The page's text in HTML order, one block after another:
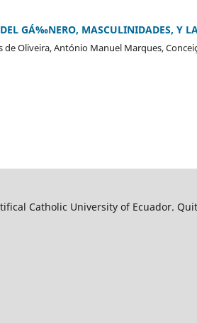
DEL GÁ‰NERO, MASCULINIDADES, Y
de Oliveira, António Manuel Marques,
Catholic University of Ecuador.